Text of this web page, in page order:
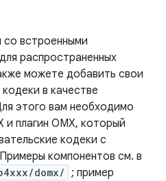
встроенными
распространенных
можете добавить свои
в качестве
этого вам необходимо
плагин OMX, который
кодеки с
компонентов см. в
domx/ ; пример